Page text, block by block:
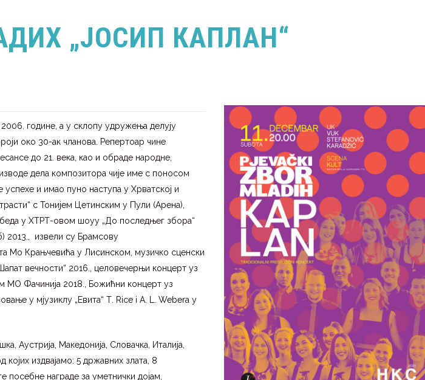
„ЈОСИП КАПЛАН“
2006. године, а у склопу удружења делују
око 30-ак чланова. Репертоар чине
до 21. века, као и обраде народне,
дела композитора чије име с поносом
и имао пуно наступа у Хрватској и
с Тонијем Цетинским у Пули (Арена),
у ХТРТ-овом шоуу „До последњег збора“
2013., извели су Брамсову
Мо Крањчевића у Лисинском, музичко сценски
вечности“ 2016., целовечерњи концерт уз
МО Фачинија 2018., Божићни концерт уз
у мјузиклу „Евита“ Т. Rice i A. L. Webera у
Аустрија, Македонија, Словачка, Италија,
којих издвајамо: 5 државних злата, 8
награде за уметнички дојам,